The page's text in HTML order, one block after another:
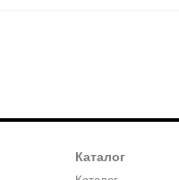
Каталог